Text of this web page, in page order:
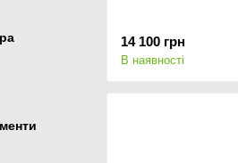
14 100 грн
В наявності